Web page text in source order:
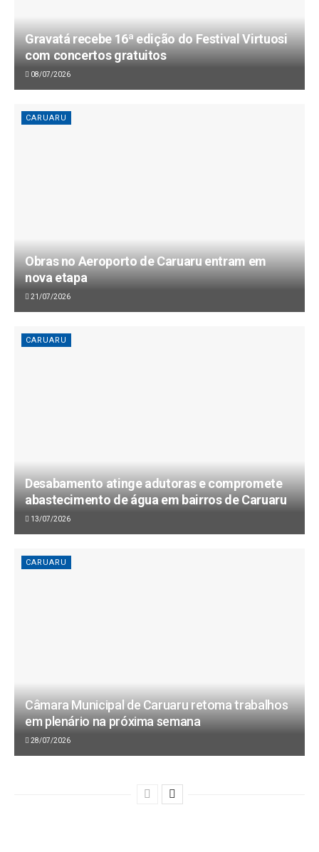
Gravatá recebe 16ª edição do Festival Virtuosi
com concertos gratuitos
08/07/2026
CARUARU
Obras no Aeroporto de Caruaru entram em
nova etapa
21/07/2026
CARUARU
Desabamento atinge adutoras e compromete
abastecimento de água em bairros de Caruaru
13/07/2026
CARUARU
Câmara Municipal de Caruaru retoma trabalhos
em plenário na próxima semana
28/07/2026